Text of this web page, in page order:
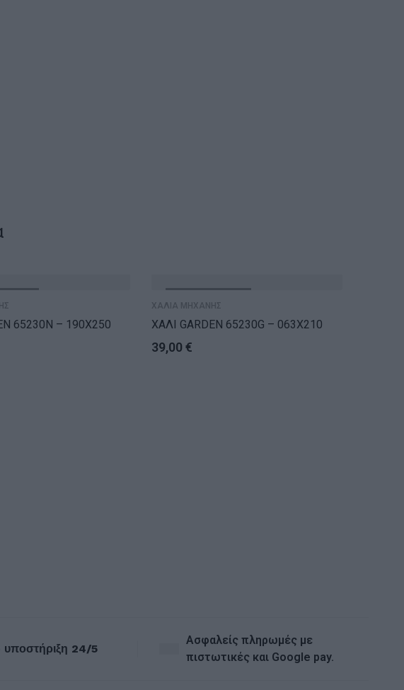
65230N – 190X250
ΧΑΛΙΑ ΜΗΧΑΝΗΣ
ΧΑΛΙ GARDEN 65230G – 063X210
39,00 €
υποστήριξη 24/5
Ασφαλείς πληρωμές με
πιστωτικές και Google pay.